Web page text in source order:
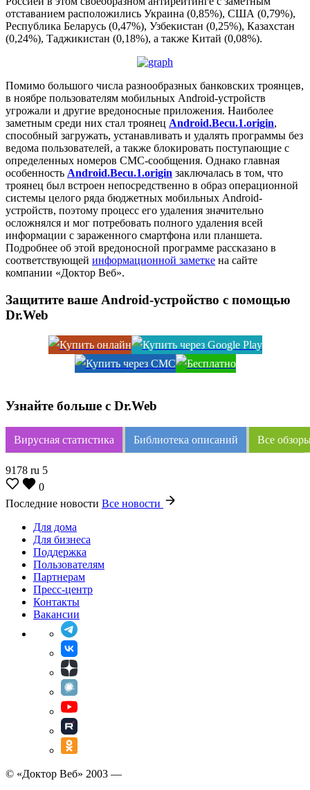
отставанием расположились Украина (0,85%), США (0,79%),
Республика Беларусь (0,47%), Узбекистан (0,25%), Казахстан
(0,24%), Таджикистан (0,18%), а также Китай (0,08%).
Помимо большого числа разнообразных банковских троянцев,
в ноябре пользователям мобильных Android-устройств
угрожали и другие вредоносные приложения. Наиболее
заметным среди них стал троянец Android.Becu.1.origin,
способный загружать, устанавливать и удалять программы без
ведома пользователей, а также блокировать поступающие с
определенных номеров СМС-сообщения. Однако главная
особенность Android.Becu.1.origin заключалась в том, что
троянец был встроен непосредственно в образ операционной
системы целого ряда бюджетных мобильных Android-
устройств, поэтому процесс его удаления значительно
осложнялся и мог потребовать полного удаления всей
информации с зараженного смартфона или планшета.
Подробнее об этой вредоносной программе рассказано в
соответствующей информационной заметке на сайте
компании «Доктор Веб».
Защитите ваше Android-устройство с помощью
Dr.Web
Узнайте больше с Dr.Web
Вирусная статистика Библиотека описаний Все
9178 ru 5
0
Последние новости Все новости
Для дома
Для бизнеса
Поддержка
Пользователям
Партнерам
Пресс-центр
Контакты
Вакансии
© «Доктор Веб» 2003 —